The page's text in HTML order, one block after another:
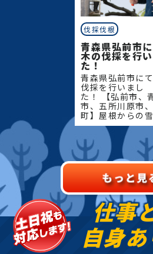
伐採伐根
青森県弘前市
木の伐採を行
た！
青森県弘前市に
伐採を行いまし
た！ 【弘前市、
市、五所川原市
町】屋根からの
し・除雪・排雪
業もお任せくだ
域密着で伐採・抜
定・草刈りなどの
こと、造園・
仕事
自身